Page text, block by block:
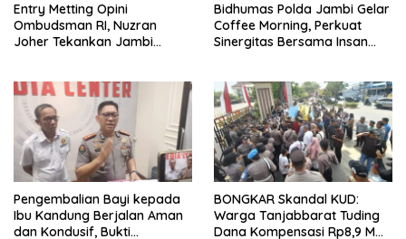
Entry Metting Opini
Ombudsman RI, Nuzran
Joher Tekankan Jambi
Bidhumas Polda Jambi Gelar
Coffee Morning, Perkuat
Sinergitas Bersama Insan
Pengembalian Bayi kepada
Ibu Kandung Berjalan Aman
dan Kondusif, Bukti
BONGKAR Skandal KUD:
Warga Tanjabbarat Tuding
Dana Kompensasi Rp8,9 M